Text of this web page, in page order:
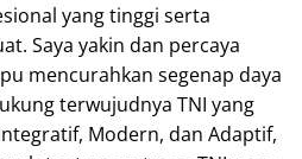
yang tinggi serta
Saya yakin dan percaya
mencurahkan segenap daya
terwujudnya TNI yang
Modern, dan Adaptif,